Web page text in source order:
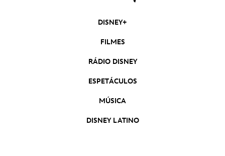
DISNEY+
FILMES
RÁDIO DISNEY
ESPETÁCULOS
MÚSICA
DISNEY LATINO